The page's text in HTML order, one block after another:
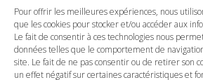
Pour offrir les meilleures expériences, nous
que les cookies pour stocker et/ou accéder aux
Le fait de consentir à ces technologies nous
données telles que le comportement de
site. Le fait de ne pas consentir ou de retirer son
un effet négatif sur certaines caractéristiques et
annuel, nous le ferons vivre et il sera
informer.
Bonne visite à toutes et